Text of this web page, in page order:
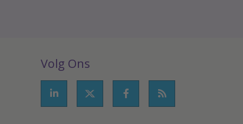
Volg Ons